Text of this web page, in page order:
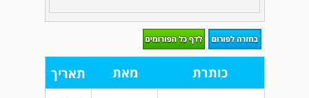
כותרת מאת תאריך